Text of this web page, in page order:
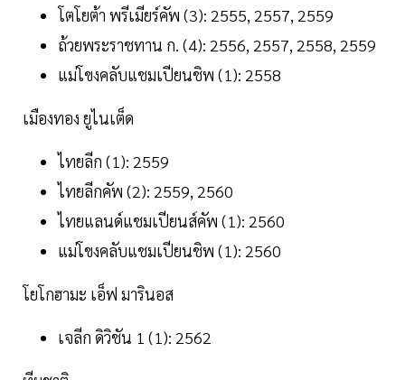
โตโยต้า พรีเมียร์คัพ (3): 2555, 2557, 2559
ถ้วยพระราชทาน ก. (4): 2556, 2557, 2558, 2559
แม่โขงคลับแชมเปียนชิพ (1): 2558
เมืองทอง ยูไนเต็ด
ไทยลีก (1): 2559
ไทยลีกคัพ (2): 2559, 2560
ไทยแลนด์แชมเปียนส์คัพ (1): 2560
แม่โขงคลับแชมเปียนชิพ (1): 2560
โยโกฮามะ เอ็ฟ มารินอส
เจลีก ดิวิชัน 1 (1): 2562